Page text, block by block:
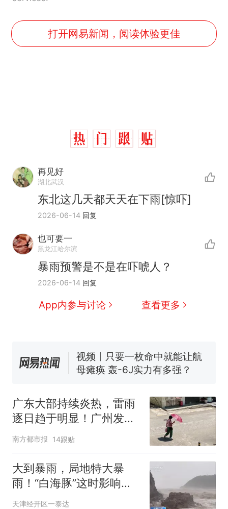
打开网易新闻，阅读体验更佳
再见好
湖北武汉
东北这几天都天天在下雨[惊吓]
2026-06-14 回复
也可要一
黑龙江哈尔滨
暴雨预警是不是在吓唬人？
2026-06-14 回复
App内参与讨论 查看更多
十多万人报名的考试，成绩
全部作废，公平么？
新 全球唯一没有法定首都的国
家，刚改国名，总统就邀请中
国大使骑行绕了几乎整个国境
线一圈，还曾两次到中国寻根
5万的小车卖不动，40万以上
视频丨只要一枚命中就能让航
母瘫痪 轰-6J实力有多强？
年，网友淘到后寄给女儿：花
鸟市场搬了，但爱还在
热
十多万人报名的考试，成绩
全部作废，公平么？
广东大部持续炎热，雷雨
逐日趋于明显！广州发布
高温橙色预警
南方都市报 14跟贴
大到暴雨，局地特大暴
雨！“白海豚”这时影响天
津→
天津经开区一泰达